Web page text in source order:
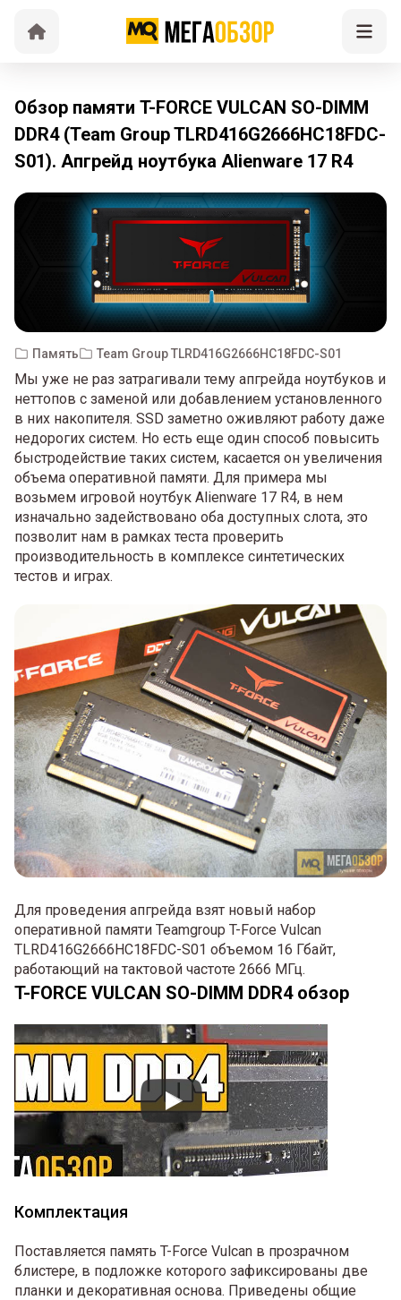
Обзор памяти T-FORCE VULCAN SO-DIMM
DDR4 (Team Group TLRD416G2666HC18FDC-
S01). Апгрейд ноутбука Alienware 17 R4
Память Team Group TLRD416G2666HC18FDC-S01
Мы уже не раз затрагивали тему апгрейда ноутбуков и
неттопов с заменой или добавлением установленного
в них накопителя. SSD заметно оживляют работу даже
недорогих систем. Но есть еще один способ повысить
быстродействие таких систем, касается он увеличения
объема оперативной памяти. Для примера мы
возьмем игровой ноутбук Alienware 17 R4, в нем
изначально задействовано оба доступных слота, это
позволит нам в рамках теста проверить
производительность в комплексе синтетических
тестов и играх.
Для проведения апгрейда взят новый набор
оперативной памяти Teamgroup T-Force Vulcan
TLRD416G2666HC18FDC-S01 объемом 16 Гбайт,
работающий на тактовой частоте 2666 МГц.
T-FORCE VULCAN SO-DIMM DDR4 обзор
Комплектация
Поставляется память T-Force Vulcan в прозрачном
блистере, в подложке которого зафиксированы две
планки и декоративная основа. Приведены общие